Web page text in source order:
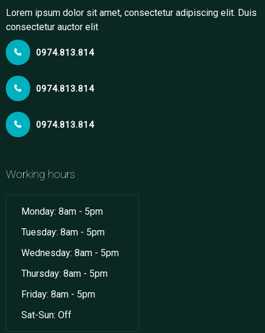
Lorem ipsum dolor sit amet, consectetur adipiscing elit. Duis
consectetur auctor elit
0974.813.814
0974.813.814
0974.813.814
Working hours
Monday: 8am - 5pm
Tuesday: 8am - 5pm
Wednesday: 8am - 5pm
Thursday: 8am - 5pm
Friday: 8am - 5pm
Sat-Sun: Off